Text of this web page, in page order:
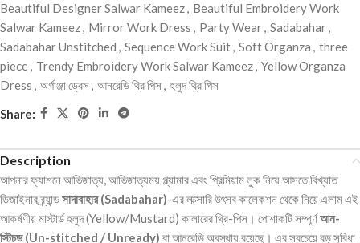
Beautiful Designer Salwar Kameez, Beautiful Embroidery Work
Salwar Kameez, Mirror Work Dress , Party Wear, Sadabahar,
Sadabahar Unstitched , Sequence Work Suit, Soft Organza , three
piece, Trendy Embroidery Work Salwar Kameez, Yellow Organza
Dress , অর্গাঞ্জা ড্রেস, আনরেডি থ্রি পিস, হলুদ থ্রি পিস
Share:
Description
আপনার ফ্যাশনে আভিজাত্য, আভিজাত্যময় গ্ল্যামার এবং প্রিমিয়াম লুক নিয়ে আসতে বিখ্যাত
ডিজাইনার ব্র্যান্ডসাদাবাহার (Sadabahar)-এর লাক্সারি উৎসব কালেকশন থেকে নিয়ে এলাম এই
আকর্ষণীয় মাস্টার্ড হলুদ (Yellow/Mustard) কালারের থ্রি-পিস। পোশাকটি সম্পূর্ণআন-
স্টিচড (Un-stitched / Unready) বা আনরেডি অবস্থায় রয়েছে। এর সবচেয়ে বড় সুবিধা